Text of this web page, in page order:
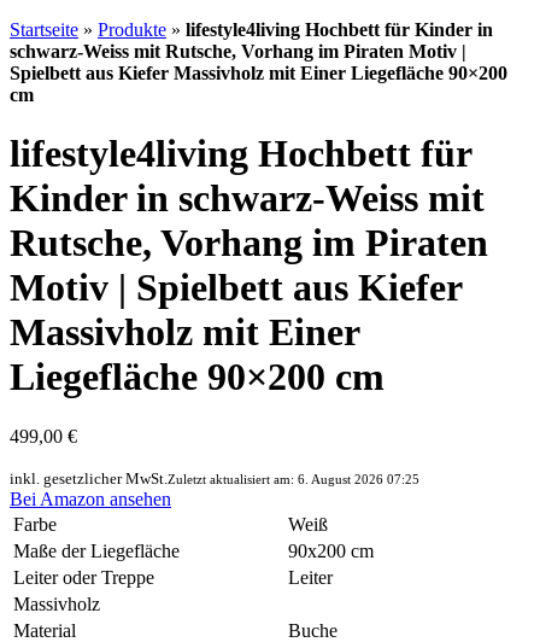
Startseite » Produkte » lifestyle4living Hochbett für Kinder in
schwarz-Weiss mit Rutsche, Vorhang im Piraten Motiv |
Spielbett aus Kiefer Massivholz mit Einer Liegefläche 90×200
cm
lifestyle4living Hochbett für
Kinder in schwarz-Weiss mit
Rutsche, Vorhang im Piraten
Motiv | Spielbett aus Kiefer
Massivholz mit Einer
Liegefläche 90×200 cm
499,00 €
inkl. gesetzlicher MwSt. Zuletzt aktualisiert am: 6. August 2026 07:25
Bei Amazon ansehen
Farbe
Weiß
Maße der Liegefläche
90x200 cm
Leiter oder Treppe
Leiter
Massivholz
Material
Buche